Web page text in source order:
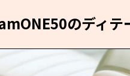
のディテ